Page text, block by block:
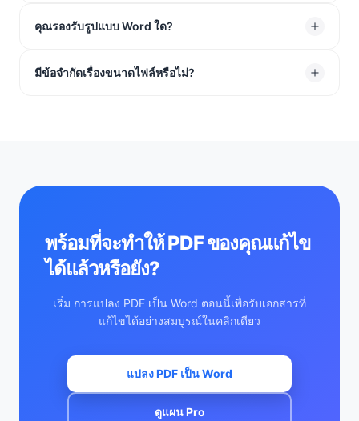
ไม่ ตัวแปลง PDF เป็น Word ออนไลน์ ของเราทำงานได้
Linux และอุปกรณ์มือถือ
คุณรองรับรูปแบบ Word ใด?
เราส่งออกเป็นรูปแบบ .DOCX ที่ทันสมัยเป็นหลัก แต่ไฟล์
มีข้อจำกัดเรื่องขนาดไฟล์หรือไม่?
พร้อมที่จะทำให้ PDF ของคุณแก้ไข
ได้แล้วหรือยัง?
เริ่ม การแปลง PDF เป็น Word ตอนนี้เพื่อรับเอกสารที่
แก้ไขได้อย่างสมบูรณ์ในคลิกเดียว
แปลง PDF เป็น Word
ดูแผน Pro